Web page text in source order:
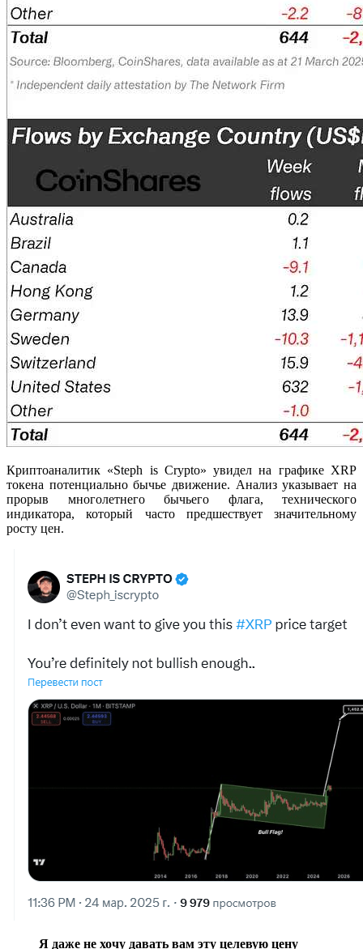
Криптоаналитик «Steph is Crypto» увидел на графике XRP
токена потенциально бычье движение. Анализ указывает на
прорыв многолетнего бычьего флага, технического
индикатора, который часто предшествует значительному
росту цен.
Я даже не хочу давать вам эту целевую цену